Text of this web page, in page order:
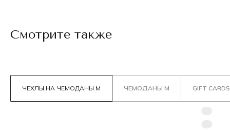
Смотрите также
ЧЕХЛЫ НА ЧЕМОДАНЫ М ЧЕМОДАНЫ М GIFT CARDS